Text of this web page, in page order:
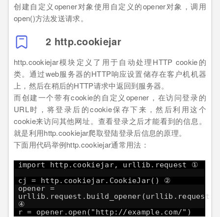
创建自定义opener对象使用自定义的opener对象，调用
open()方法发送请求。
2 http.cookiejar
http.cookiejar模块定义了用于自动处理HTTP cookie的
类。通过web服务器的HTTP响应设置储存在客户机机器
上，然后在稍后的HTTP请求中返回到服务器。
而创建一个带有cookie的自定义opener，在访问登录的
URL时，将登录后的cookie保存下来，然后利用这个
cookie来访问其他网址。查看登录之后才能看到的信息。
就是利用http.cookiejar爬取登陆登录后信息的原理。
下面用代码举例http.cookiejar通常用法：
import http.cookiejar, urllib.request ①
cj = http.cookiejar.CookieJar() ②
opener =
④
r = opener.open(" http://example.com/")